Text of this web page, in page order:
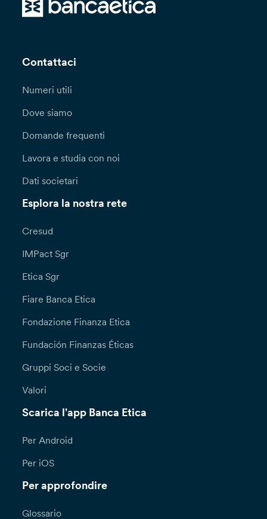
Contattaci
Numeri utili
Dove siamo
Domande frequenti
Lavora e studia con noi
Dati societari
Esplora la nostra rete
Cresud
IMPact Sgr
Etica Sgr
Fiare Banca Etica
Fondazione Finanza Etica
Fundación Finanzas Éticas
Gruppi Soci e Socie
Valori
Scarica l'app Banca Etica
Per Android
Per iOS
Per approfondire
Glossario